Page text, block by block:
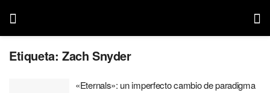
Etiqueta: Zach Snyder
«Eternals»: un imperfecto cambio de paradigma